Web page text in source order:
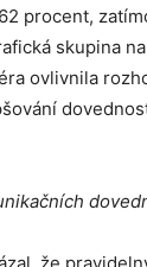
procent,
skupina
ovlivnila